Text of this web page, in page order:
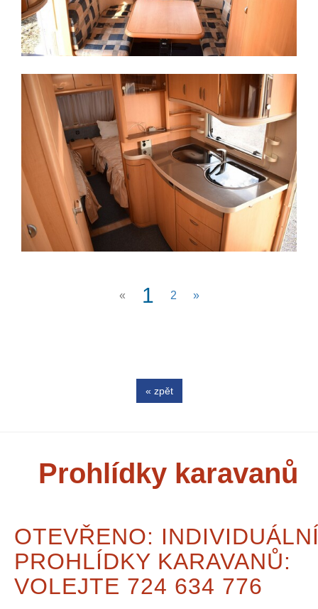
« 1 (current)
2 »
« zpět
Prohlídky karavanů
OTEVŘENO:
PROHLÍDKY KARAVANŮ:
VOLEJTE 724 634 776